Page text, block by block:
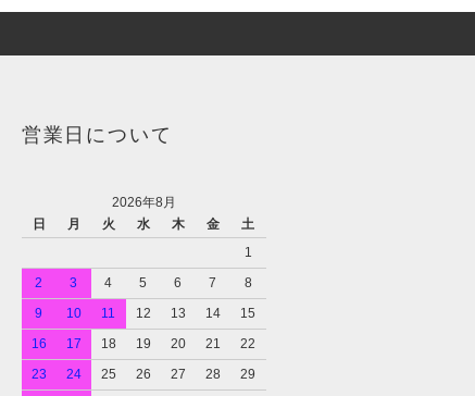
営業日について
2026年8月
日
月 火 水 木 金
土
1
2
3 4 5 6 7
8
9
10 11 12 13 14
15
16
17 18 19 20 21
22
23
24 25 26 27 28
29